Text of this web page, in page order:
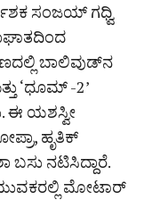
ಸಂಜಯ್ ಗಧ್ವಿ
ಬಾಲಿವುಡ್‌ನ
‘ಧೂಮ್ -2’
ಈ ಯಶಸ್ವೀ
ಹೃತಿಕ್
ಬಸು ನಟಿಸಿದ್ದಾರೆ.
ಮೋಟಾರ್